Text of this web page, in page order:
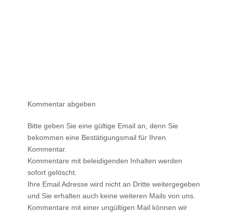
Kommentar abgeben
Bitte geben Sie eine gültige Email an, denn Sie
bekommen eine Bestätigungsmail für Ihren
Kommentar.
Kommentare mit beleidigenden Inhalten werden
sofort gelöscht.
Ihre Email Adresse wird nicht an Dritte weitergegeben
und Sie erhalten auch keine weiteren Mails von uns.
Kommentare mit einer ungültigen Mail können wir